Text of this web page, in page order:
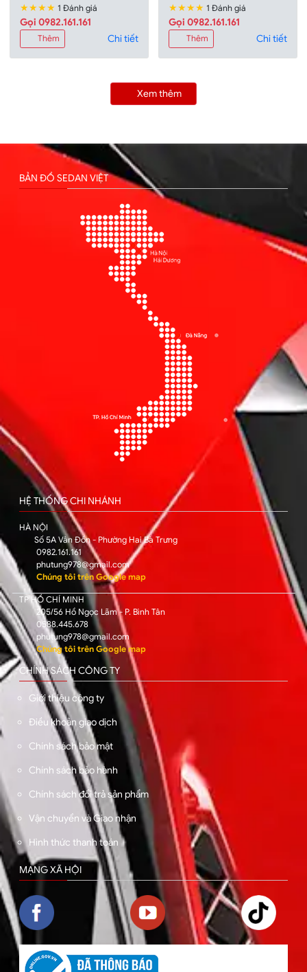
★★★★ 1 Đánh giá
Gọi 0982.161.161
Thêm Chi tiết
★★★★ 1 Đánh giá
Gọi 0982.161.161
Thêm Chi tiết
Xem thêm
BẢN ĐỒ SEDAN VIỆT
HỆ THỐNG CHI NHÁNH
HÀ NỘI
Số 5A Vân Đồn - Phường Hai Bà Trưng
0982.161.161
phutung978@gmail.com
Chúng tôi trên Google map
TP HỒ CHÍ MINH
205/56 Hồ Ngọc Lãm - P. Bình Tân
0588.445.678
phutung978@gmail.com
Chúng tôi trên Google map
CHÍNH SÁCH CÔNG TY
Giới thiệu công ty
Điều khoản giao dịch
Chính sách bảo mật
Chính sách bảo hành
Chính sách đổi trả sản phẩm
Vận chuyển và Giao nhận
Hình thức thanh toán
MẠNG XÃ HỘI